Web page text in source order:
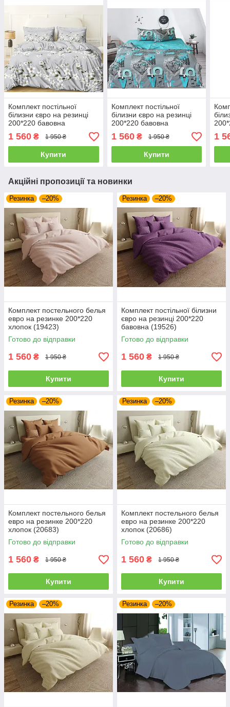
Комплект постільної
білизни євро на резинці
200*220 бавовна
1 560 ₴ 1 950 ₴
Купити
Комплект постільної
білизни євро на резинці
200*220 бавовна
1 560₴ 1 950 ₴
Купити
1
Акційні пропозиції та новинки
Резинка –20%
Комплект постельного белья
евро на резинке 200*220
хлопок (19423)
Готово до відправки
1 560 ₴ 1 950 ₴
Купити
Резинка –20%
Комплект постільної білизни
євро на резинці 200*220
бавовна (19526)
Готово до відправки
1 560 ₴ 1 950 ₴
Купити
Резинка –20%
Комплект постельного белья
евро на резинке 200*220
хлопок (20683)
Готово до відправки
1 560 ₴ 1 950 ₴
Купити
Резинка –20%
Комплект постельного белья
евро на резинке 200*220
хлопок (20686)
Готово до відправки
1 560 ₴ 1 950 ₴
Купити
Резинка –20% Резинка –20%